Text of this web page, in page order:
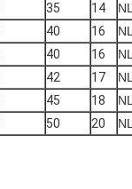
14
35
16
40
16
40
17
42
18
45
20
50